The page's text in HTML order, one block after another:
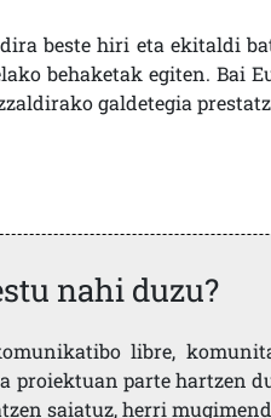
beste hiri eta ekitaldi
behaketak egiten. Bai
galdetegia
nahi duzu?
libre,
proiektuan parte hartzen
saiatuz, herri